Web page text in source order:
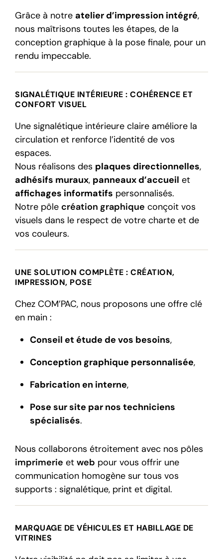
Grâce à notre atelier d’impression intégré,
nous maîtrisons toutes les étapes, de la
conception graphique à la pose finale, pour un
rendu impeccable.
SIGNALÉTIQUE INTÉRIEURE : COHÉRENCE ET
CONFORT VISUEL
Une signalétique intérieure claire améliore la
circulation et renforce l’identité de vos
espaces.
Nous réalisons des plaques directionnelles,
adhésifs muraux, panneaux d’accueil et
affichages informatifs personnalisés.
Notre pôle création graphique conçoit vos
visuels dans le respect de votre charte et de
vos couleurs.
UNE SOLUTION COMPLÈTE : CRÉATION,
IMPRESSION, POSE
Chez COM’PAC, nous proposons une offre clé
en main :
Conseil et étude de vos besoins,
Conception graphique personnalisée,
Fabrication en interne,
Pose sur site par nos techniciens
spécialisés.
Nous collaborons étroitement avec nos pôles
imprimerie et web pour vous offrir une
communication homogène sur tous vos
supports : signalétique, print et digital.
MARQUAGE DE VÉHICULES ET HABILLAGE DE
VITRINES